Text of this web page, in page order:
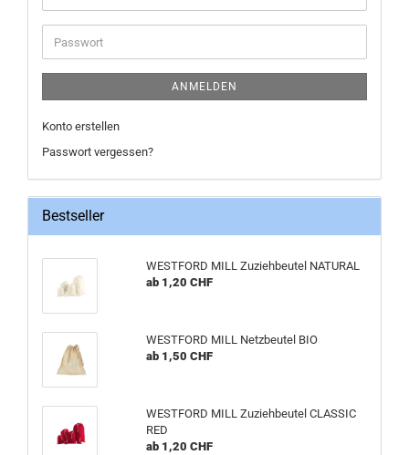
Mail-
Adresse
Passwort
ANMELDEN
Konto erstellen
Passwort vergessen?
Bestseller
WESTFORD MILL Zuziehbeutel NATURAL
ab 1,20 CHF
WESTFORD MILL Netzbeutel BIO
ab 1,50 CHF
WESTFORD MILL Zuziehbeutel CLASSIC
RED
ab 1,20 CHF